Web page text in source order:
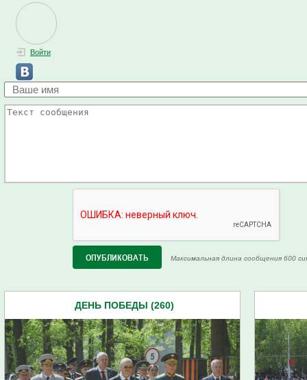
Войти
Максимальная длина сообщения 600
ДЕНЬ ПОБЕДЫ (260)